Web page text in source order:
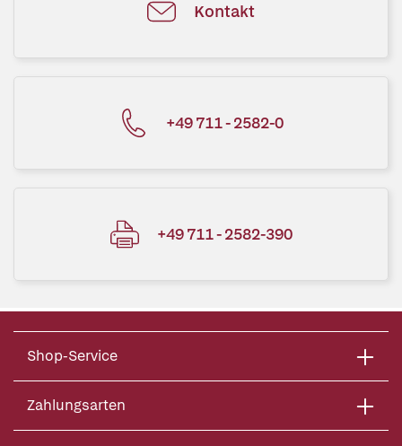
Kontakt
+49 711 - 2582-0
+49 711 - 2582-390
Shop-Service
Zahlungsarten